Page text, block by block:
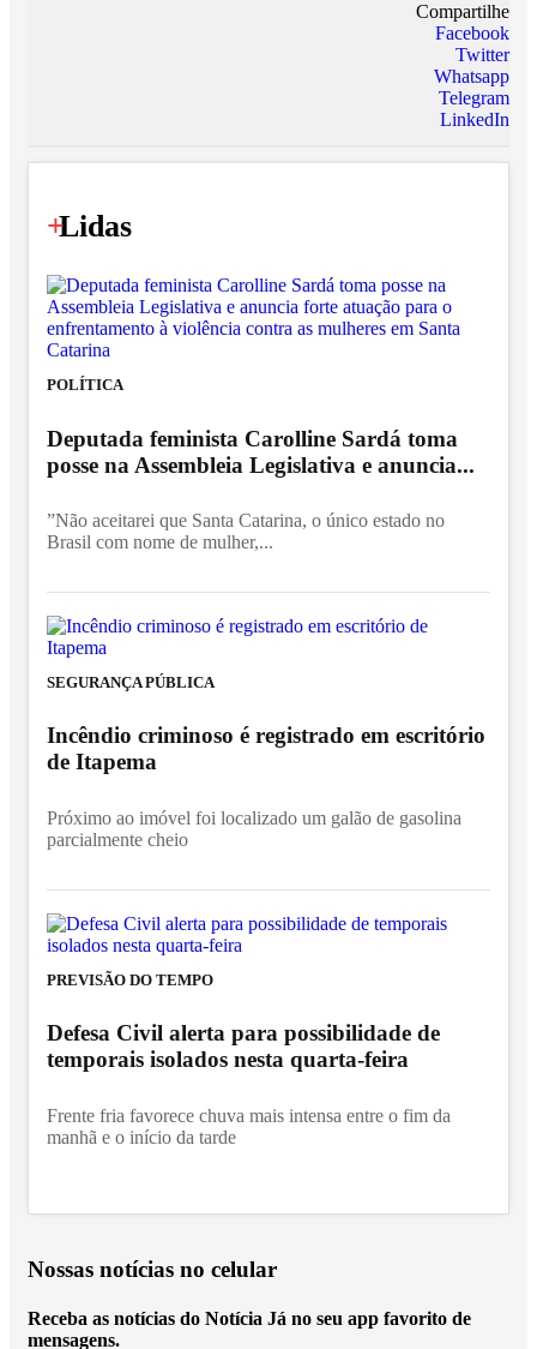
Compartilhe
Facebook
Twitter
Whatsapp
Telegram
LinkedIn
+
Lidas
POLÍTICA
Deputada feminista Carolline Sardá toma
posse na Assembleia Legislativa e anuncia...
”Não aceitarei que Santa Catarina, o único estado no
Brasil com nome de mulher,...
SEGURANÇA PÚBLICA
Incêndio criminoso é registrado em escritório
de Itapema
Próximo ao imóvel foi localizado um galão de gasolina
parcialmente cheio
PREVISÃO DO TEMPO
Defesa Civil alerta para possibilidade de
temporais isolados nesta quarta-feira
Frente fria favorece chuva mais intensa entre o fim da
manhã e o início da tarde
Nossas notícias no celular
Receba as notícias do Notícia Já no seu app favorito de
mensagens.